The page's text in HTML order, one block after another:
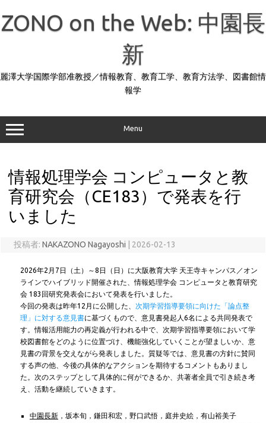
テ
ン
プ
ZONO on the Web: 中園長
新
麗澤大学国際学部准教授／情報教育、教育工学、教育方法学、図書館情
報学
Menu
情報処理学会 コンピュータと教
育研究会（CE183）で発表を行
いました
投稿者: NAKAZONO Nagayoshi 2026-02-13
2026年2月7日（土）～8日（日）に大阪教育大学 天王寺キャンパス／オン
ラインでハイブリッド開催された、情報処理学会 コンピュータと教育研究
会 183回研究発表会において発表を行いました。
今回の発表は昨年12月に公開した、 次期学習指導要領に向けた「論点整
理」に対する意見書に基づくもので、意見書発起人6名による共同発表で
す。情報活用能力の再定義が行われる中で、次期学習指導要領において学
校図書館をどのように位置づけ、機能強化していくことが望ましいか、意
見書の背景を交えながら発表しました。質疑等では、意見書の方針に賛同
する声の他、今後の具体的なアクションを期待するコメントもありまし
た。次のステップとして具体的に何ができるか、共著者全員で引き続き考
え、活動を継続していきます。
中園長新 ，坂本旬，鎌田和宏，野口武悟，庭井史絵，有山裕美子